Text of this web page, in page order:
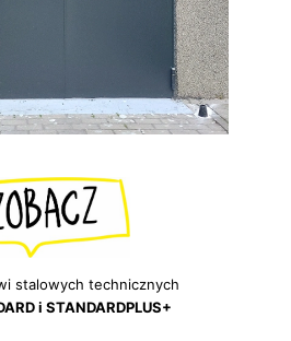
stalowych technicznych
i STANDARDPLUS+